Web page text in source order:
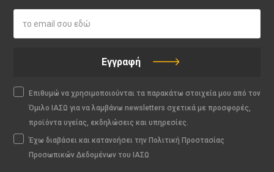
Εγγραφή
Επιθυμώ να χρησιμοποιούνται τα παρακάτω στοιχεία μου από τον
Όμιλο ΙΑΣΩ για να λαμβάνω newsletters σχετικά με προσφορές,
προϊόντα υγείας, εκδηλώσεις και υπηρεσίες.
Έχω διαβάσει και κατανοήσει την Πολιτική Προστασίας
Προσωπικών Δεδομένων του ΙΑΣΩ